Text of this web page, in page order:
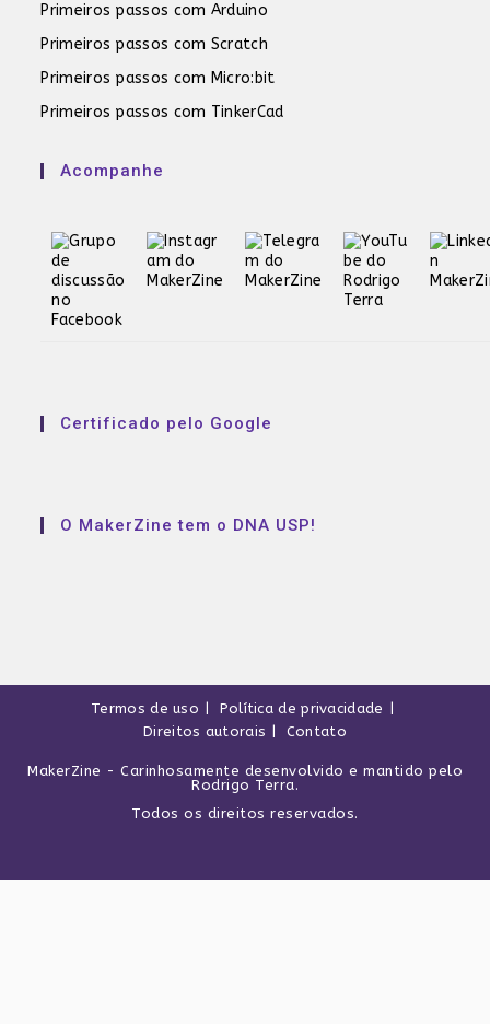
Primeiros passos com Arduino
Primeiros passos com Scratch
Primeiros passos com Micro:bit
Primeiros passos com TinkerCad
Acompanhe
Certificado pelo Google
O MakerZine tem o DNA USP!
Termos de uso
Política de privacidade
Direitos autorais
Contato
MakerZine - Carinhosamente desenvolvido e mantido pelo
Rodrigo Terra.
Todos os direitos reservados.